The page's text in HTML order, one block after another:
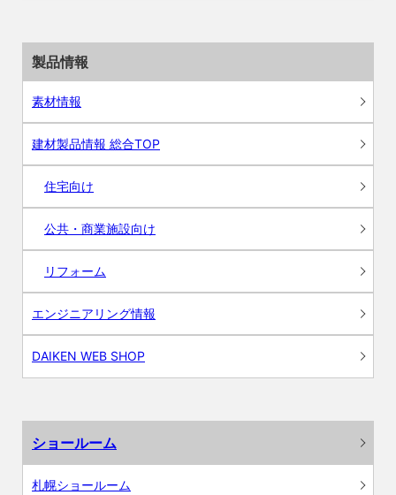
製品情報
素材情報
建材製品情報 総合TOP
住宅向け
公共・商業施設向け
リフォーム
エンジニアリング情報
DAIKEN WEB SHOP
ショールーム
札幌ショールーム